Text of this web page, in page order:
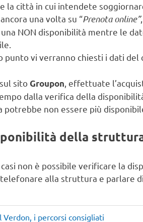
la città in cui intendete
una volta su “Prenota online”
NON disponibilità mentre le
punto vi verranno chiesti i dati
sito Groupon , effettuate
dalla verifica della
non essere più
della
non è possibile verificare la
alla struttura e parlare
Verdon, i percorsi consigliati